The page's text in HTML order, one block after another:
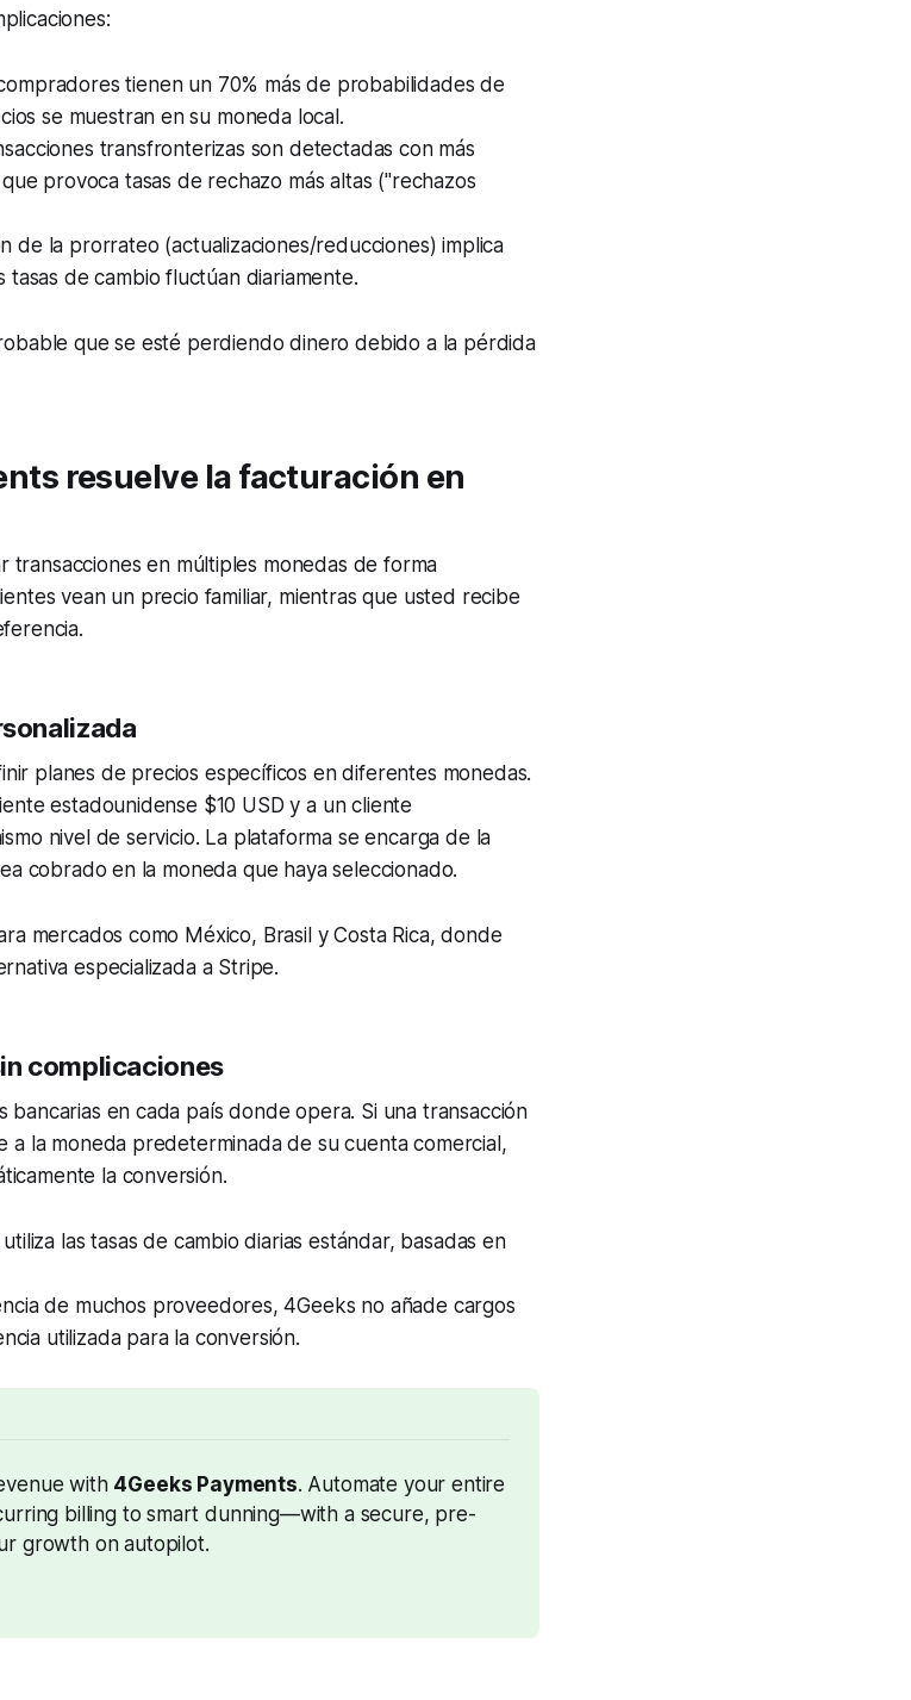
tienen un 70% más de probabilidades de
se muestran en su moneda local.
transfronterizas son detectadas con más
provoca tasas de rechazo más altas ("rechazos
de la prorrateo (actualizaciones/reducciones) implica
tasas de cambio fluctúan diariamente.
que se esté perdiendo dinero debido a la pérdida
resuelve la facturación en
transacciones en múltiples monedas de forma
vean un precio familiar, mientras que usted recibe
planes de precios específicos en diferentes monedas.
estadounidense $10 USD y a un cliente
nivel de servicio. La plataforma se encarga de la
cobrado en la moneda que haya seleccionado.
mercados como México, Brasil y Costa Rica, donde
especializada a Stripe.
complicaciones
bancarias en cada país donde opera. Si una transacción
a la moneda predeterminada de su cuenta comercial,
la conversión.
las tasas de cambio diarias estándar, basadas en
de muchos proveedores, 4Geeks no añade cargos
utilizada para la conversión.
with 4Geeks Payments. Automate your entire
billing to smart dunning—with a secure, pre-
growth on autopilot.